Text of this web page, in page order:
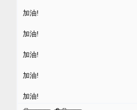
加油!
加油!
加油!
加油!
加油!